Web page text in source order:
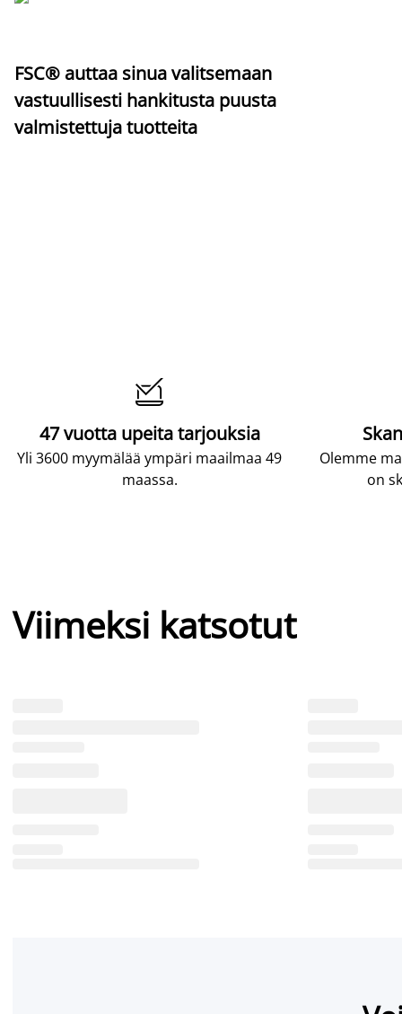
FSC® auttaa sinua valitsemaan
vastuullisesti hankitusta puusta
valmistettuja tuotteita

47 vuotta upeita tarjouksia
Yli 3600 myymälää ympäri maailmaa 49
maassa.
Olemme
on
Viimeksi katsotut